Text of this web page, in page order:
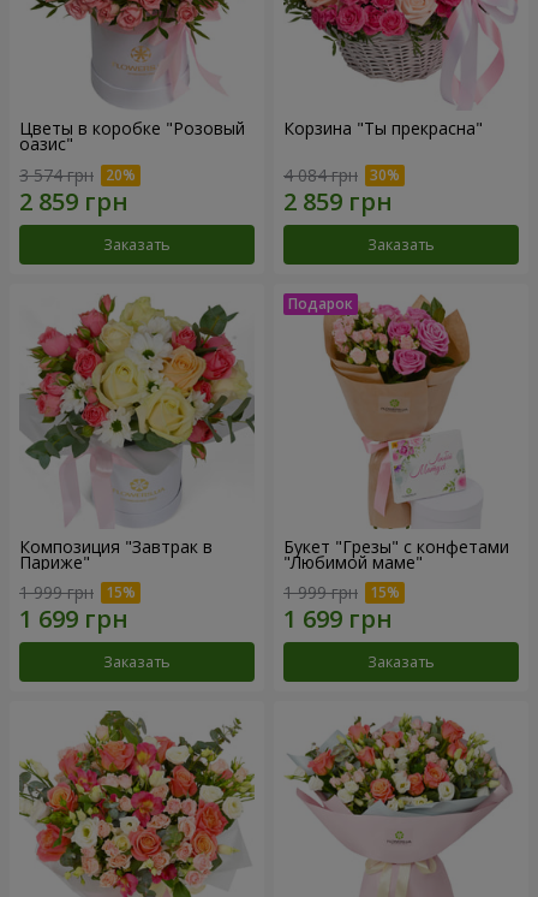
Цветы в коробке "Розовый
оазис"
3 574 грн
Заказать
Корзина "Ты прекрасна"
4 084 грн
Заказать
Композиция "Завтрак в
Париже"
1 999 грн
Заказать
Букет "Грезы" с конфетами
"Любимой маме"
1 999 грн
Заказать